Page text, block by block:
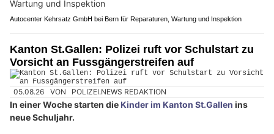
Autocenter Kehrsatz GmbH bei Bern für Reparaturen, Wartung und Inspektion
Kanton St.Gallen: Polizei ruft vor Schulstart zu
Vorsicht an Fussgängerstreifen auf
05.08.26 VON POLIZEI.NEWS REDAKTION
In einer Woche starten die Kinder im Kanton St.Gallen ins
neue Schuljahr.